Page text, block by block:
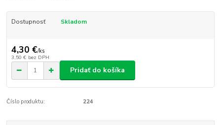
Dostupnosť Skladom
4,30 €/ks
3,50 € bez DPH
Pridať do košíka
Číslo produktu: 224